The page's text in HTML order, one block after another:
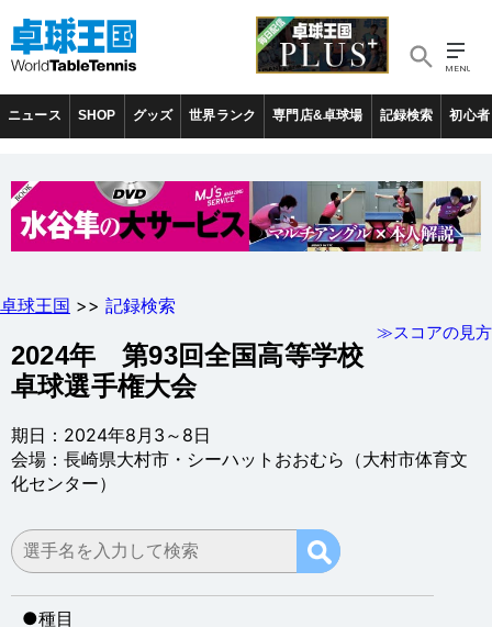
ニュース SHOP グッズ 世界ランク 専門店&卓球場 記録検索 初心者
卓球王国 >> 記録検索
2024年 第93回全国高等学校
卓球選手権大会
期日：2024年8月3～8日
会場：長崎県大村市・シーハットおおむら（大村市体育文